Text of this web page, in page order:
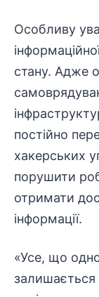
Особливу
стану. Адже
постійно
хакерських
порушити
отримати
інформації.
«Усе, що